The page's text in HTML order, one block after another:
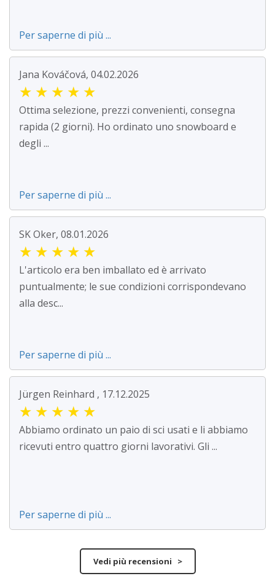
Per saperne di più ...
Jana Kováčová, 04.02.2026
★ ★ ★ ★ ★
Ottima selezione, prezzi convenienti, consegna
rapida (2 giorni). Ho ordinato uno snowboard e
degli ...
Per saperne di più ...
SK Oker, 08.01.2026
★ ★ ★ ★ ★
L'articolo era ben imballato ed è arrivato
puntualmente; le sue condizioni corrispondevano
alla desc...
Per saperne di più ...
Jürgen Reinhard , 17.12.2025
★ ★ ★ ★ ★
Abbiamo ordinato un paio di sci usati e li abbiamo
ricevuti entro quattro giorni lavorativi. Gli ...
Per saperne di più ...
Vedi più recensioni >